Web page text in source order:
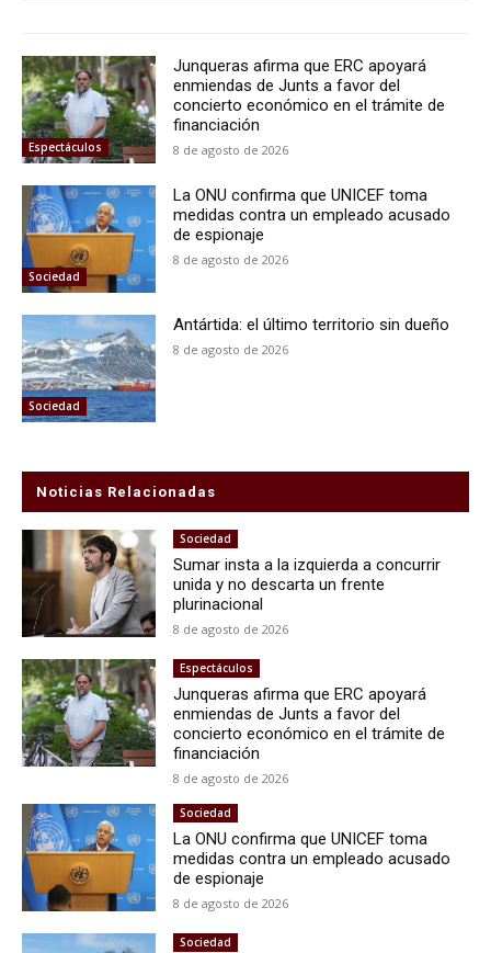
Espectáculos
Junqueras afirma que ERC apoyará
enmiendas de Junts a favor del
concierto económico en el trámite de
financiación
8 de agosto de 2026
Sociedad
La ONU confirma que UNICEF toma
medidas contra un empleado acusado
de espionaje
8 de agosto de 2026
Sociedad
Antártida: el último territorio sin dueño
8 de agosto de 2026
Noticias Relacionadas
Sociedad
Sumar insta a la izquierda a concurrir
unida y no descarta un frente
plurinacional
8 de agosto de 2026
Espectáculos
Junqueras afirma que ERC apoyará
enmiendas de Junts a favor del
concierto económico en el trámite de
financiación
8 de agosto de 2026
Sociedad
La ONU confirma que UNICEF toma
medidas contra un empleado acusado
de espionaje
8 de agosto de 2026
Sociedad